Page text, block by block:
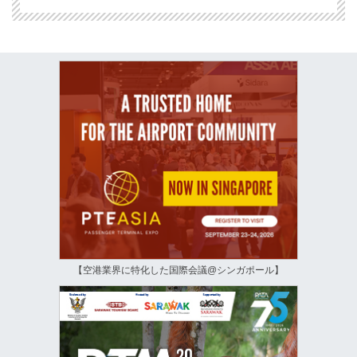
【空港業界に特化した国際会議@シンガポール】